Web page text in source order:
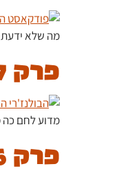
מה שלא
פרק 7 | הבולנז'רי הצרפתי, הו הריח
מדוע לחם כה
פרק 6 | מסעדות בצרפת, הטוב, הרע והנפלא